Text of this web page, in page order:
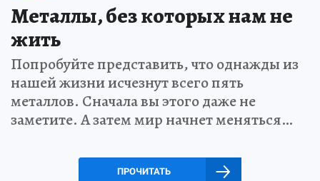
Металлы, без которых нам не
жить
Попробуйте представить, что однажды из
нашей жизни исчезнут всего пять
металлов. Сначала вы этого даже не
заметите. А затем мир начнет меняться…
ПРОЧИТАТЬ